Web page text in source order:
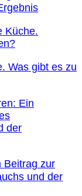
Was gibt es zu
Beitrag zur
und der